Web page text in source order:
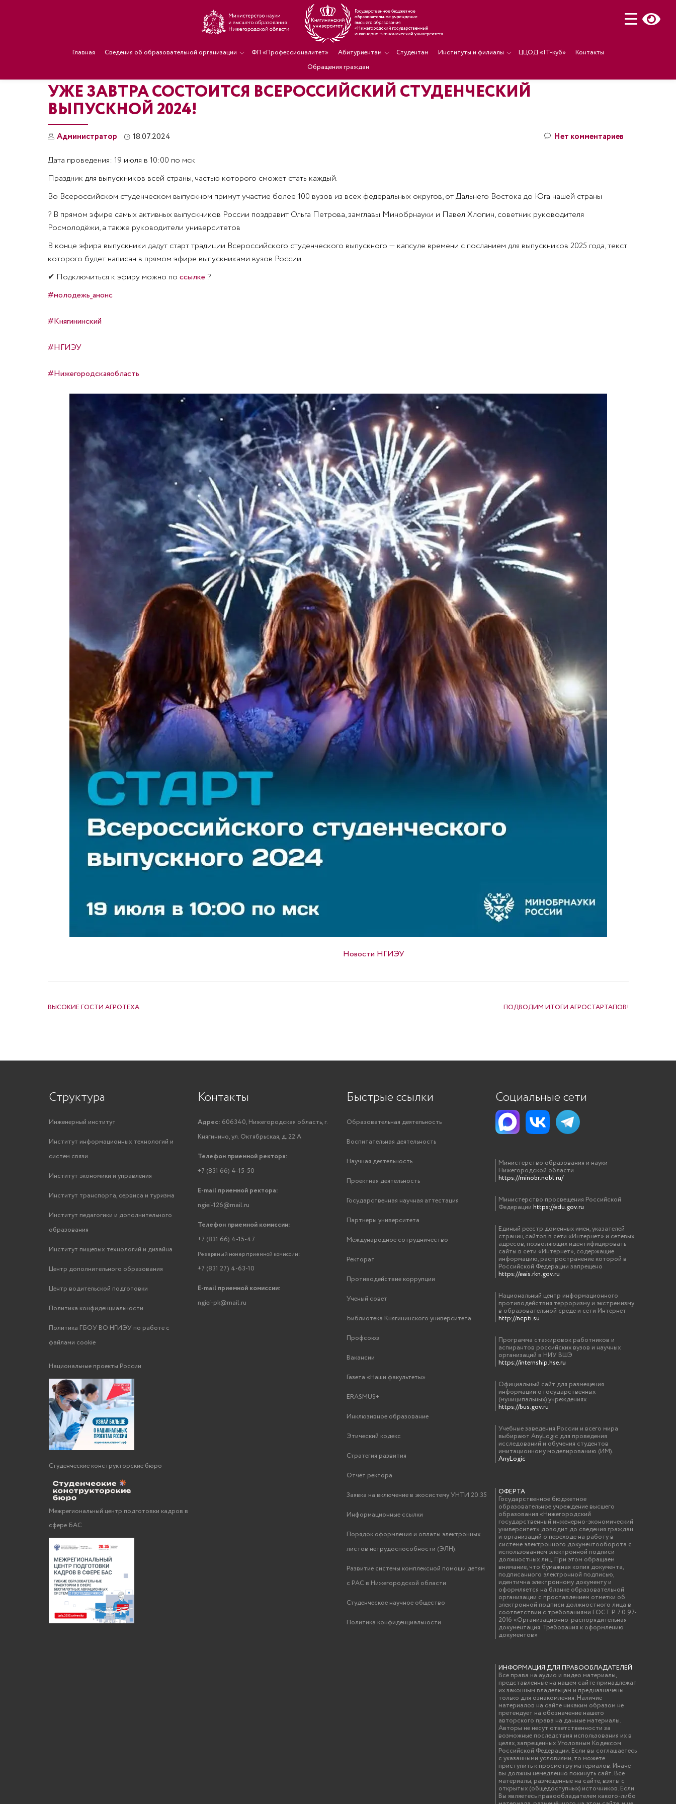
Главная Сведения об образовательной организации ФП «Профессионалитет» Абитуриентам Студентам Институты и филиалы ЦЦОД «IT-куб»
Контакты
Обращения граждан
УЖЕ ЗАВТРА СОСТОИТСЯ ВСЕРОССИЙСКИЙ СТУДЕНЧЕСКИЙ
ВЫПУСКНОЙ 2024!
Администратор 18.07.2024 Нет комментариев
Дата проведения: 19 июля в 10:00 по мск
Праздник для выпускников всей страны, частью которого сможет стать каждый.
Во Всероссийском студенческом выпускном примут участие более 100 вузов из всеx федеральныx округов, от Дальнего Востока до Юга нашей страны
?В прямом эфире самых активных выпускников России поздравит Ольга Петрова, замглавы Минобрнауки и Павел Хлопин, советник руководителя
Росмолодёжи, а также руководители университетов
В конце эфира выпускники дадут старт традиции Всероссийского студенческого выпускного — капсуле времени с посланием для выпускников 2025 года, текст
которого будет написан в прямом эфире выпускниками вузов России
✔ Подключиться к эфиру можно по ссылке ?
#молодежь_анонс
#Княгининский
#НГИЭУ
#Нижегородскаяобласть
Новости НГИЭУ
ВЫСОКИЕ ГОСТИ АГРОТЕХА ПОДВОДИМ ИТОГИ АГРОСТАРТАПОВ!
Структура
Инженерный институт
Институт информационных технологий и
систем связи
Институт экономики и управления
Институт транспорта, сервиса и туризма
Институт педагогики и дополнительного
образования
Институт пищевых технологий и дизайна
Центр дополнительного образования
Центр водительской подготовки
Политика конфиденциальности
Политика ГБОУ ВО НГИЭУ по работе с
файлами cookie
Национальные проекты России
Студенческие конструкторские бюро
Межрегиональный центр подготовки кадров в
сфере БАС
Контакты
Адрес: 606340, Нижегородская область, г.
Княгинино, ул. Октябрьская, д. 22 А
Телефон приемной ректора:
+7 (831 66) 4-15-50
E-mail приемной ректора:
ngiei-126@mail.ru
Телефон приемной комиссии:
+7 (831 66) 4-15-47
Резервный номер приемной комиссии:
+7 (831 27) 4-63-10
E-mail приемной комиссии:
ngiei-pk@mail.ru
Быстрые ссылки
Образовательная деятельность
Воспитательная деятельность
Научная деятельность
Проектная деятельность
Государственная научная аттестация
Партнеры университета
Международное сотрудничество
Ректорат
Противодействие коррупции
Ученый совет
Библиотека Княгининского университета
Профсоюз
Вакансии
Газета «Наши факультеты»
ERASMUS+
Инклюзивное образование
Этический кодекс
Стратегия развития
Отчёт ректора
Заявка на включение в экосистему УНТИ 20.35
Информационные ссылки
Порядок оформления и оплаты электронных
листов нетрудоспособности (ЭЛН).
Развитие системы комплексной помощи детям
с РАС в Нижегородской области
Студенческое научное общество
Политика конфиденциальности
Социальные сети
Министерство образования и науки
Нижегородской области
https://minobr.nobl.ru/
Министерство просвещения Российской
Федерации https://edu.gov.ru
Единый реестр доменных имен, указателей
страниц сайтов в сети «Интернет» и сетевых
адресов, позволяющих идентифицировать
сайты в сети «Интернет», содержащие
информацию, распространение которой в
Российской Федерации запрещено
https://eais.rkn.gov.ru
Национальный центр информационного
противодействия терроризму и экстремизму
в образовательной среде и сети Интернет
http://ncpti.su
Программа стажировок работников и
аспирантов российских вузов и научных
организаций в НИУ ВШЭ
https://internship.hse.ru
Официальный сайт для размещения
информации о государственных
(муниципальных) учреждениях
https://bus.gov.ru
Учебные заведения России и всего мира
выбирают AnyLogic для проведения
исследований и обучения студентов
имитационному моделированию (ИМ).
AnyLogic
ОФЕРТА
Государственное бюджетное
образовательное учреждение высшего
образования «Нижегородский
государственный инженерно-экономический
университет» доводит до сведения граждан
и организаций о переходе на работу в
системе электронного документооборота с
использованием электронной подписи
должностных лиц. При этом обращаем
внимание, что бумажная копия документа,
подписанного электронной подписью,
идентична электронному документу и
оформляется на бланке образовательной
организации с проставлением отметки об
электронной подписи должностного лица в
соответствии с требованиями ГОСТ Р 7.0.97-
2016 «Организационно-распорядительная
документация. Требования к оформлению
документов»
ИНФОРМАЦИЯ ДЛЯ ПРАВООБЛАДАТЕЛЕЙ
Все права на аудио и видео материалы,
представленные на нашем сайте принадлежат
их законным владельцам и предназначены
только для ознакомления. Наличие
материалов на сайте никаким образом не
претендует на обозначение нашего
авторского права на данные материалы.
Авторы не несут ответственности за
возможные последствия использования их в
целях, запрещенных Уголовным Кодексом
Российской Федерации. Если вы соглашаетесь
с указанными условиями, то можете
приступить к просмотру материалов. Иначе
вы должны немедленно покинуть сайт. Все
материалы, размещенные на сайте, взяты с
открытых (общедоступных) источников. Если
Вы являетесь правообладателем какого-либо